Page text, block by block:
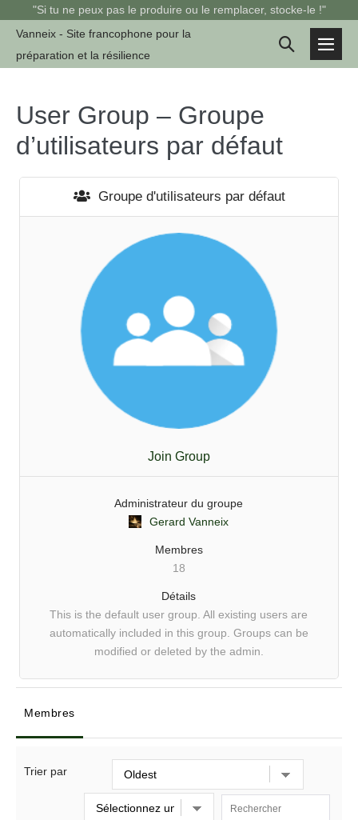
Sauter
contenu
"Si tu ne peux pas le produire ou le remplacer, stocke-le !"
Vanneix - Site francophone pour la
préparation et la résilience
Basculer
la
User Group – Groupe
d’utilisateurs par défaut
Groupe d'utilisateurs par défaut
Join Group
Administrateur du groupe
Gerard Vanneix
Membres
18
Détails
This is the default user group. All existing users are
automatically included in this group. Groups can be
modified or deleted by the admin.
Membres
Trier par